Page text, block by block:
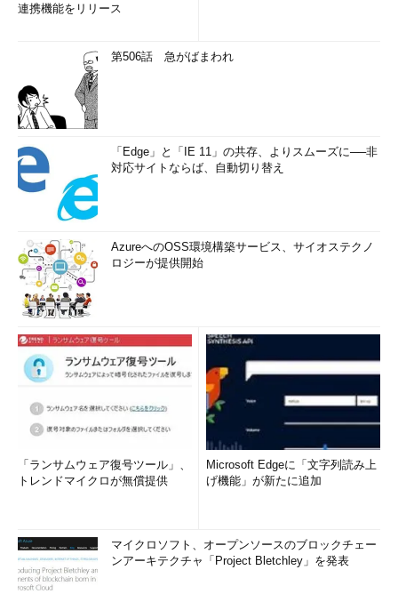
連携機能をリリース
第506話 急がばまわれ
「Edge」と「IE 11」の共存、よりスムーズに──非
対応サイトならば、自動切り替え
AzureへのOSS環境構築サービス、サイオステクノ
ロジーが提供開始
「ランサムウェア復号ツール」、
トレンドマイクロが無償提供
Microsoft Edgeに「文字列読み上
げ機能」が新たに追加
マイクロソフト、オープンソースのブロックチェー
ンアーキテクチャ「Project Bletchley」を発表